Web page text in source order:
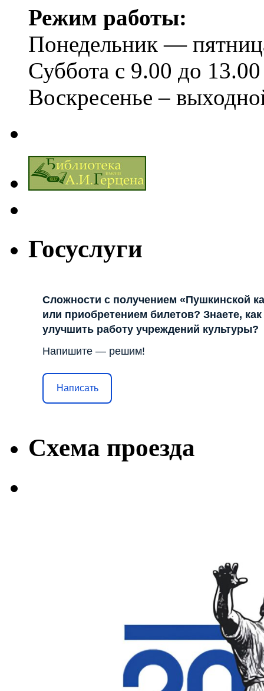
Режим работы:
Понедельник —
Суббота с 9.00 до 13.00
Воскресенье –
Госуслуги
Сложности с получением «Пушкинской
или приобретением билетов? Знаете, как
улучшить работу учреждений культуры?
Напишите — решим!
Написать
Схема проезда